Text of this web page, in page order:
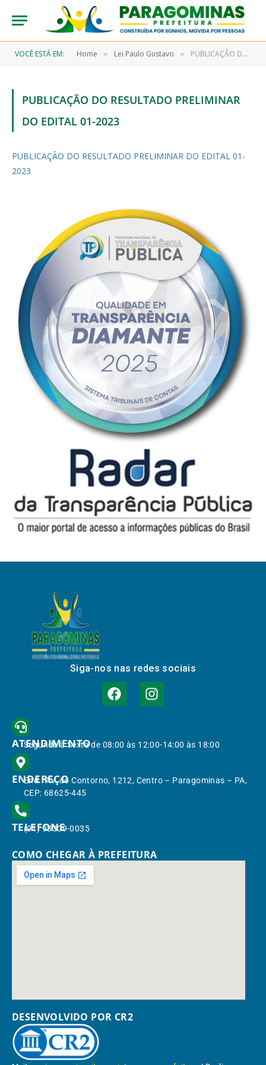
VOCÊ ESTÁ EM: Home » Lei Paulo Gustavo » PUBLICAÇÃO DO RESULTADO PRELIMINAR DO EDITAL 01-2023
PUBLICAÇÃO DO RESULTADO PRELIMINAR
DO EDITAL 01-2023
PUBLICAÇÃO DO RESULTADO PRELIMINAR DO EDITAL 01-
2023
Siga-nos nas redes sociais
ATENDIMENTO
Segunda à Sexta de 08:00 às 12:00-14:00 às 18:00
ENDEREÇO
End.: Av. do Contorno, 1212, Centro – Paragominas – PA,
CEP: 68625-445
TELEFONE
(91) 98309-0035
COMO CHEGAR À PREFEITURA
DESENVOLVIDO POR CR2